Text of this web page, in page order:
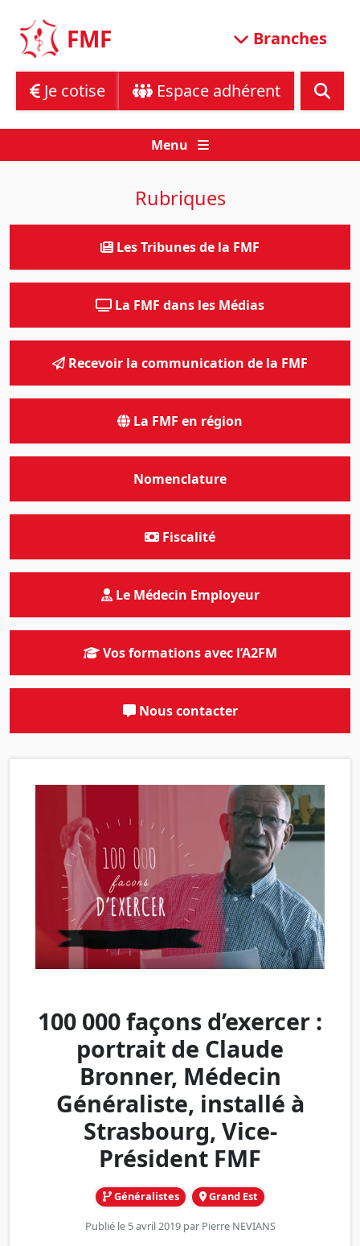
content
FMF Branches
Je cotise Espace adhérent
Menu
100 000 façons d’exercer :
portrait de Claude
Bronner, Médecin
Généraliste, installé à
Strasbourg, Vice-
Président FMF
Généralistes Grand Est
Publié le 5 avril 2019 par Pierre NEVIANS
Rubriques
Les Tribunes de la FMF
La FMF dans les Médias
Recevoir la communication de la FMF
La FMF en région
Nomenclature
Fiscalité
Le Médecin Employeur
Vos formations avec l’A2FM
Nous contacter